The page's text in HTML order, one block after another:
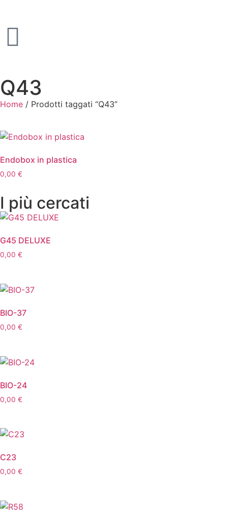
Q43
Home / Prodotti taggati “Q43”
Endobox in plastica
0,00 €
I più cercati
G45 DELUXE
0,00 €
BIO-37
0,00 €
BIO-24
0,00 €
C23
0,00 €